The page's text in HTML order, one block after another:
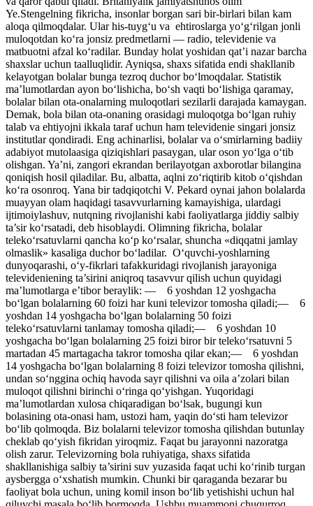
Ye.Stengelning fikricha, insonlar borgan sari bir-birlari bilan kam
aloqa qilmoqdalar. Ular his-tuyg‘u va ehtiroslarga yo‘g‘rilgan jonli
muloqotdan ko‘ra jonsiz predmetlarni — radio, televidenie va
matbuotni afzal ko‘radilar. Bunday holat yoshidan qat’i nazar barcha
shaxslar uchun taalluqlidir. Ayniqsa, shaxs sifatida endi shakllanib
kelayotgan bolalar bunga tezroq duchor bo‘lmoqdalar. Statistik
ma’lumotlardan ayon bo‘lishicha, bo‘sh vaqti bo‘lishiga qaramay,
bolalar bilan ota-onalarning muloqotlari sezilarli darajada kamaygan.
Demak, bola bilan ota-onaning orasidagi muloqotga bo‘lgan ruhiy
talab va ehtiyojni ikkala taraf uchun ham televidenie singari jonsiz
institutlar qondiradi. Eng achinarlisi, bolalar va o‘smirlarning badiiy
adabiyot mutolaasiga qiziqishlari pasaygan, ular oson yo‘lga o‘tib
olishgan. Ya’ni, zangori ekrandan berilayotgan axborotlar bilangina
qoniqish hosil qiladilar. Bu, albatta, aqlni zo‘riqtirib kitob o‘qishdan
ko‘ra osonroq. Yana bir tadqiqotchi V. Pekard oynai jahon bolalarda
muayyan olam haqidagi tasavvurlarning kamayishiga, ulardagi
ijtimoiylashuv, nutqning rivojlanishi kabi faoliyatlarga jiddiy salbiy
ta’sir ko‘rsatadi, deb hisoblaydi. Olimning fikricha, bolalar
teleko‘rsatuvlarni qancha ko‘p ko‘rsalar, shuncha «diqqatni jamlay
olmaslik» kasaliga duchor bo‘ladilar. O‘quvchi-yoshlarning
dunyoqarashi, o‘y-fikrlari tafakkuridagi rivojlanish jarayoniga
televideniening ta’sirini aniqroq tasavvur qilish uchun quyidagi
ma’lumotlarga e’tibor beraylik: — 6 yoshdan 12 yoshgacha
bo‘lgan bolalarning 60 foizi har kuni televizor tomosha qiladi;— 6
yoshdan 14 yoshgacha bo‘lgan bolalarning 50 foizi
teleko‘rsatuvlarni tanlamay tomosha qiladi;— 6 yoshdan 10
yoshgacha bo‘lgan bolalarning 25 foizi biror bir teleko‘rsatuvni 5
martadan 45 martagacha takror tomosha qilar ekan;— 6 yoshdan
14 yoshgacha bo‘lgan bolalarning 8 foizi televizor tomosha qilishni,
undan so‘nggina ochiq havoda sayr qilishni va oila a’zolari bilan
muloqot qilishni birinchi o‘ringa qo‘yishgan. Yuqoridagi
ma’lumotlardan xulosa chiqaradigan bo‘lsak, bugungi kun
bolasining ota-onasi ham, ustozi ham, yaqin do‘sti ham televizor
bo‘lib qolmoqda. Biz bolalarni televizor tomosha qilishdan butunlay
cheklab qo‘yish fikridan yiroqmiz. Faqat bu jarayonni nazoratga
olish zarur. Televizorning bola ruhiyatiga, shaxs sifatida
shakllanishiga salbiy ta’sirini suv yuzasida faqat uchi ko‘rinib turgan
aysbergga o‘xshatish mumkin. Chunki bir qaraganda bezarar bu
faoliyat bola uchun, uning komil inson bo‘lib yetishishi uchun hal